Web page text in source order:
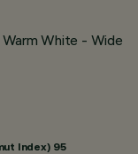
White - Wide
Index) 95